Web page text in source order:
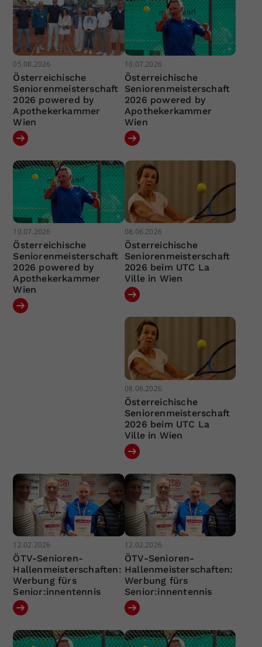
05.08.2026
Österreichische
Seniorenmeisterschaft
2026 powered by
Apothekerkammer
Wien
10.07.2026
Österreichische
Seniorenmeisterschaft
2026 powered by
Apothekerkammer
Wien
10.07.2026
Österreichische
Seniorenmeisterschaft
2026 powered by
Apothekerkammer
Wien
08.06.2026
Österreichische
Seniorenmeisterschaft
2026 beim UTC La
Ville in Wien
08.06.2026
Österreichische
Seniorenmeisterschaft
2026 beim UTC La
Ville in Wien
12.02.2026
ÖTV-Senioren-
Hallenmeisterschaften:
Werbung fürs
Senior:innentennis
12.02.2026
ÖTV-Senioren-
Hallenmeisterschaften:
Werbung fürs
Senior:innentennis